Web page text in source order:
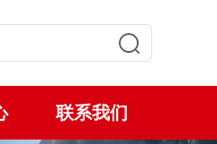
联系我们